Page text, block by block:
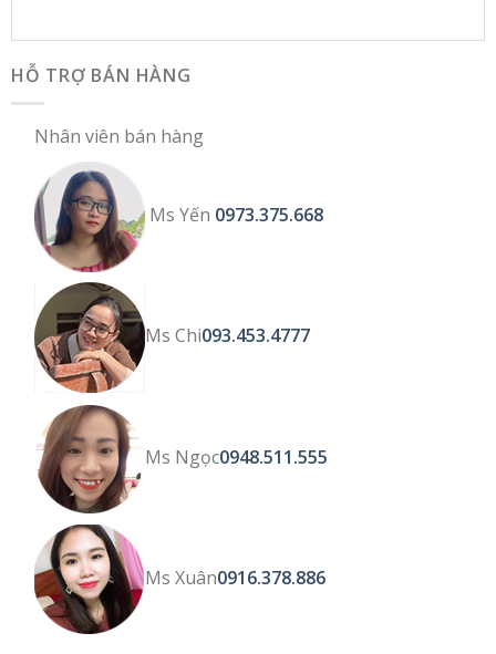
HỖ TRỢ BÁN HÀNG
Nhân viên bán hàng
Ms Yến 0973.375.668
Ms Chi093.453.4777
Ms Ngọc0948.511.555
Ms Xuân0916.378.886